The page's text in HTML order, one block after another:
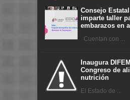
Consejo
imparte taller
embarazos en
Cuentan con ...
Inaugura
Congreso de
nutrición
El Estado de ...